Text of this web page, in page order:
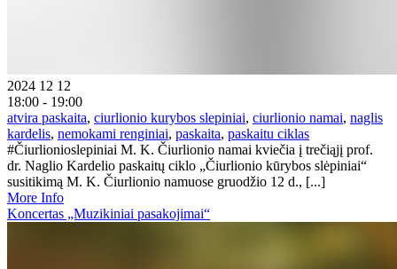
2024 12 12
18:00 - 19:00
atvira paskaita, ciurlionio kurybos slepiniai, ciurlionio namai, naglis
kardelis, nemokami renginiai, paskaita, paskaitu ciklas
#Čiurlionioslepiniai M. K. Čiurlionio namai kviečia į trečiąjį prof.
dr. Naglio Kardelio paskaitų ciklo „Čiurlionio kūrybos slėpiniai“
susitikimą M. K. Čiurlionio namuose gruodžio 12 d., [...]
More Info
Koncertas „Muzikiniai pasakojimai“